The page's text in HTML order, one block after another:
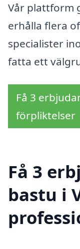
Vår plattform
erhålla flera
specialister
fatta ett
Få 3
förpliktelser
Få 3
bastu i